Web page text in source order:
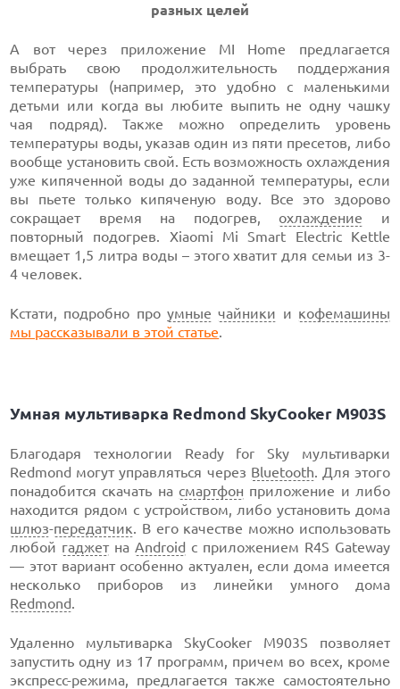
разных целей
А вот через приложение MI Home предлагается
выбрать свою продолжительность поддержания
температуры (например, это удобно с маленькими
детьми или когда вы любите выпить не одну чашку
чая подряд). Также можно определить уровень
температуры воды, указав один из пяти пресетов, либо
вообще установить свой. Есть возможность охлаждения
уже кипяченной воды до заданной температуры, если
вы пьете только кипяченую воду. Все это здорово
сокращает время на подогрев, охлаждение и
повторный подогрев. Xiaomi Mi Smart Electric Kettle
вмещает 1,5 литра воды – этого хватит для семьи из 3-
4 человек.
Кстати, подробно про умные чайники и кофемашины
мы рассказывали в этой статье.
Умная мультиварка Redmond SkyCooker M903S
Благодаря технологии Ready for Sky мультиварки
Redmond могут управляться через Bluetooth. Для этого
понадобится скачать на смартфон приложение и либо
находится рядом с устройством, либо установить дома
шлюз-передатчик. В его качестве можно использовать
любой гаджетнаAndroid с приложением R4S Gateway
— этот вариант особенно актуален, если дома имеется
несколько приборов из линейки умного дома
Redmond.
Удаленно мультиварка SkyCooker M903S позволяет
запустить одну из 17 программ, причем во всех, кроме
экспресс-режима, предлагается также самостоятельно